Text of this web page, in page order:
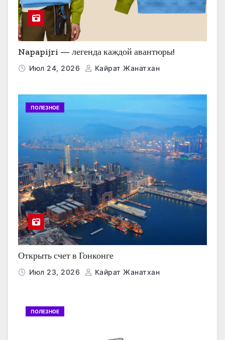
Napapijri — легенда каждой авантюры!
Июл 24, 2026 Кайрат Жанатхан
ПОЛЕЗНОЕ
Открыть счет в Гонконге
Июл 23, 2026 Кайрат Жанатхан
ПОЛЕЗНОЕ